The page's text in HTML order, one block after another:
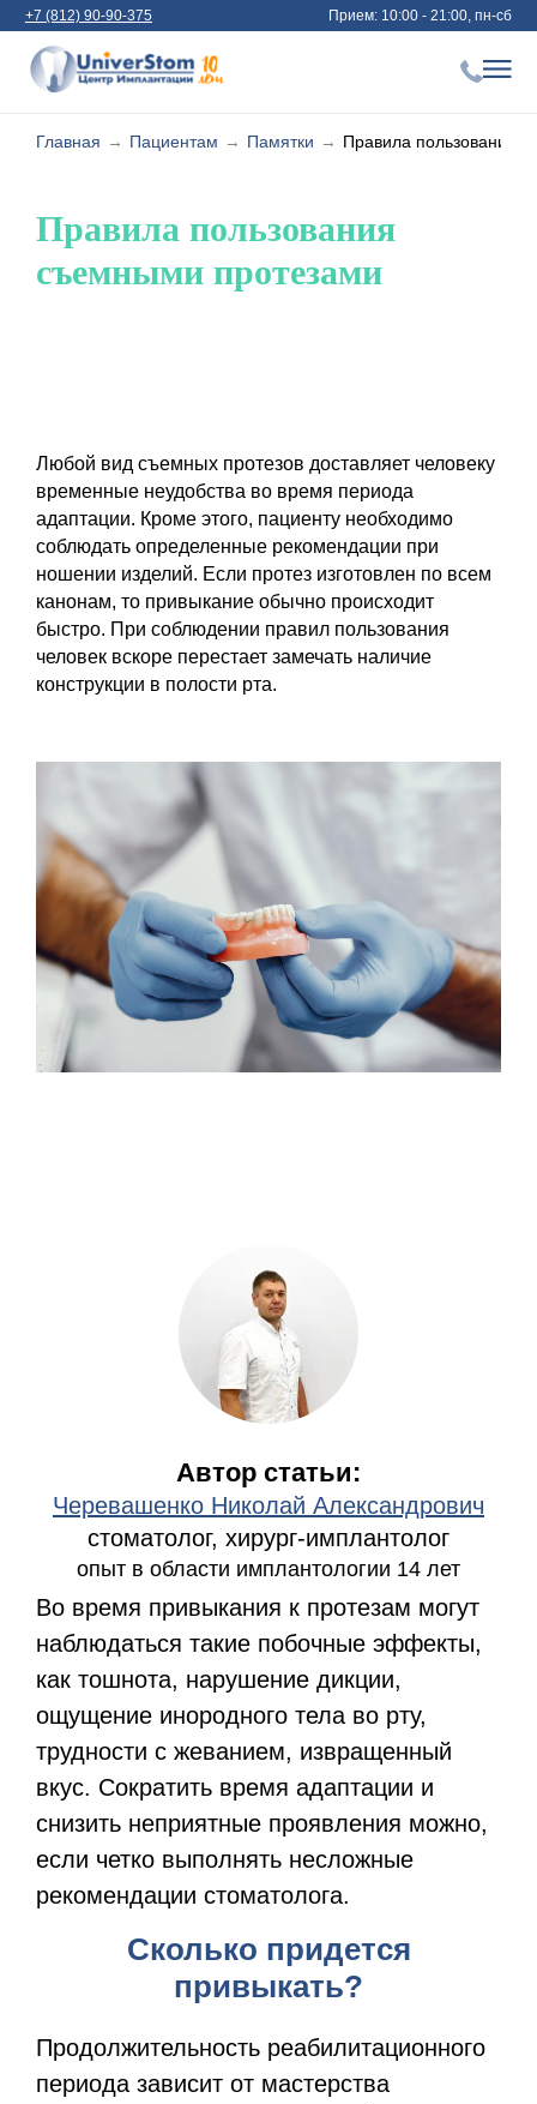
+7 (812) 90-90-375 Прием: 10:00 - 21:00, пн-сб
Главная → Пациентам → Памятки → Правила пользования
Правила пользования
съемными протезами
Любой вид съемных протезов доставляет человеку
временные неудобства во время периода
адаптации. Кроме этого, пациенту необходимо
соблюдать определенные рекомендации при
ношении изделий. Если протез изготовлен по всем
канонам, то привыкание обычно происходит
быстро. При соблюдении правил пользования
человек вскоре перестает замечать наличие
конструкции в полости рта.
Автор статьи:
Черевашенко Николай Александрович
стоматолог, хирург-имплантолог
опыт в области имплантологии 14 лет
Во время привыкания к протезам могут
наблюдаться такие побочные эффекты,
как тошнота, нарушение дикции,
ощущение инородного тела во рту,
трудности с жеванием, извращенный
вкус. Сократить время адаптации и
снизить неприятные проявления можно,
если четко выполнять несложные
рекомендации стоматолога.
Сколько придется
привыкать?
Продолжительность реабилитационного
периода зависит от мастерства